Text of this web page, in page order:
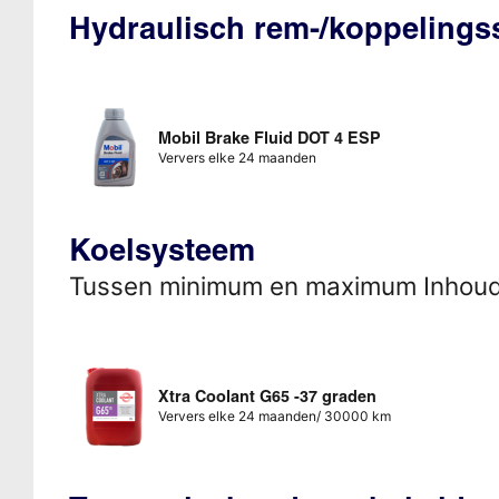
Hydraulisch rem-/
Mobil Brake Fluid DOT 4 ESP
Ververs elke 24 maanden
Koelsysteem
Tussen minimum en maximum
Xtra Coolant G65 -37 graden
Ververs elke 24 maanden/ 30000 km